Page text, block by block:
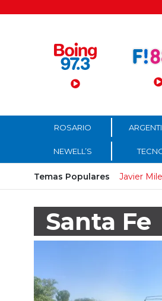
Menú Principal
ROSARIO
NEWELL’S
Temas Populares Javier
Santa Fe